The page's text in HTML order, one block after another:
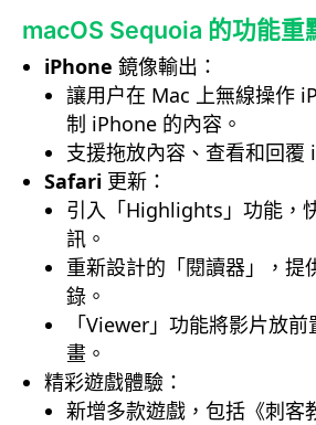
macOS Sequoia 的功能重
iPhone 鏡像輸出：
讓用户在 Mac 上無線操作
制 iPhone 的內容。
支援拖放內容、查看和回覆
Safari 更新：
引入「Highlights」功能，
訊。
重新設計的「閱讀器」，提
錄。
「Viewer」功能將影片放
畫。
精彩遊戲體驗：
新增多款遊戲，包括《刺客